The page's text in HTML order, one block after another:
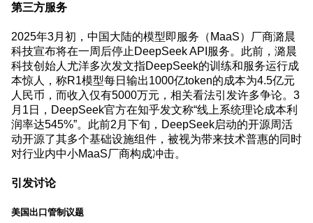
第三方服务
2025年3月初，中国大陆的模型即服务（MaaS）厂商潞晨
科技宣布将在一周后停止DeepSeek API服务。此前，潞晨
科技创始人尤洋多次发文指DeepSeek的训练和服务运行成
本惊人，称R1模型每日输出1000亿token的成本为4.5亿元
人民币，而收入仅有5000万元，相关看法引发许多争论。3
月1日，DeepSeek官方在知乎发文称“线上系统理论成本利
润率达545%”。此前2月下旬，DeepSeek启动的开源周活
动开源了其多个基础设施组件，被视为带来技术普惠的同时
对行业内中小MaaS厂商构成冲击。
引发讨论
美国出口管制议题